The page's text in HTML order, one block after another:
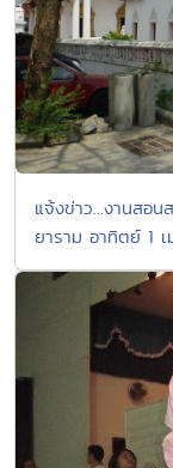
แจ้งข่าว...งานสอ
ยาราม อาทิตย์ 1 เ